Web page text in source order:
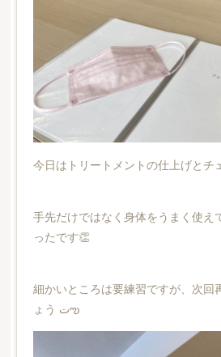
今日はトリートメントの仕上げとチ
手先だけではなく身体をうまく使え
ったです👏
細かいところは要練習ですが、次回
ょう تఌ